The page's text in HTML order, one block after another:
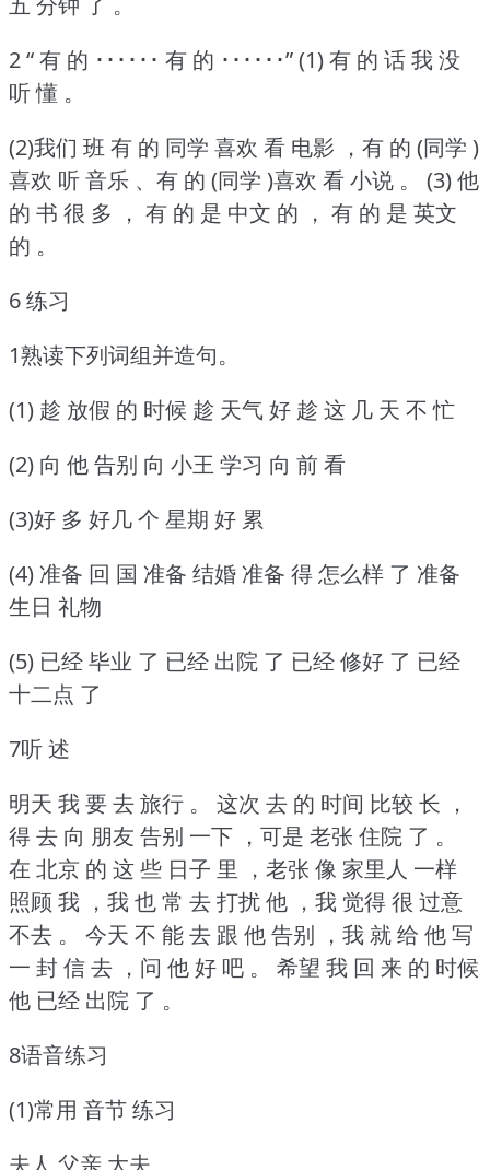
2 “ 有 的 ･･････ 有 的 ･･････” (1) 有 的 话 我 没
听 懂 。
(2)我们 班 有 的 同学 喜欢 看 电影 ，有 的 (同学 )
喜欢 听 音乐 、有 的 (同学 )喜欢 看 小说 。
(3) 他
的 书 很 多 ， 有 的 是 中文 的 ， 有 的 是 英文
的 。
6 练习
1熟读下列词组并造句。
(1) 趁 放假 的 时候 趁 天气 好 趁 这 几 天 不 忙
(2) 向 他 告别 向 小王 学习 向 前 看
(3)好 多 好几 个 星期 好 累
(4) 准备 回 国 准备 结婚 准备 得 怎么样 了 准备
生日 礼物
(5) 已经 毕业 了 已经 出院 了 已经 修好 了 已经
十二点 了
7听 述
明天 我 要 去 旅行 。
这次 去 的 时间 比较 长 ，
得 去 向 朋友 告别 一下 ，可是 老张 住院 了 。
在 北京 的 这 些 日子 里 ，老张 像 家里人 一样
照顾 我 ，我 也 常 去 打扰 他 ，我 觉得 很 过意
不去 。
今天 不 能 去 跟 他 告别 ，我 就 给 他 写
一 封 信 去 ，问 他 好 吧 。
希望 我 回 来 的 时候
他 已经 出院 了 。
8语音练习
(1)常用 音节 练习
夫人 父亲 大夫